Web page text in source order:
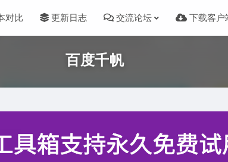
对比 更新日志 交流论坛 下载客户
百度千帆